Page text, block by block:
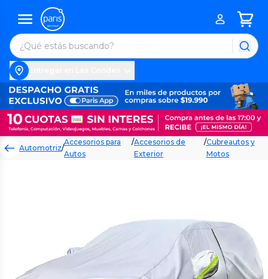
Automotriz/
Accesorios para
Autos
/Accesorios de
Exterior
/Cubreautos y
Motos